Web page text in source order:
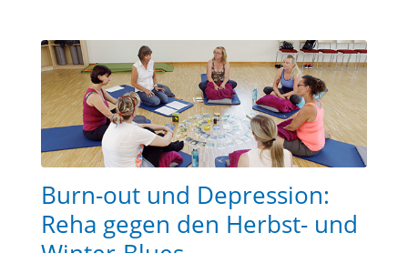
Burn-out und Depression:
Reha gegen den Herbst- und